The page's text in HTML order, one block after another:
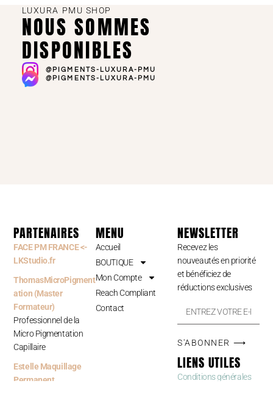
LUXURA PMU SHOP
NOUS SOMMES
DISPONIBLES
@PIGMENTS-LUXURA-PMU
@PIGMENTS-LUXURA-PMU
PARTENAIRES
FACE PM FRANCE <-
LKStudio.fr
ThomasMicroPigment
ation (Master
Formateur)
Professionnel de la
Micro Pigmentation
Capillaire
Estelle Maquillage
Permanent
MENU
Accueil
BOUTIQUE
Mon Compte
Reach Compliant
Contact
NEWSLETTER
Recevez les
nouveautés en priorité
et bénéficiez de
réductions exclusives
S'ABONNER ⟶
LIENS UTILES
Conditions générales